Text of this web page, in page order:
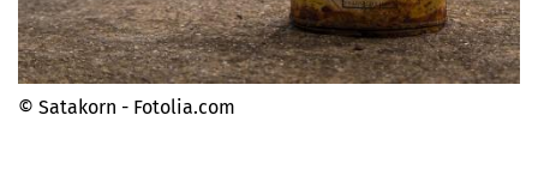
© Satakorn - Fotolia.com